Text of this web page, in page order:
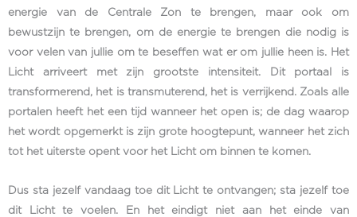
energie van de Centrale Zon te brengen, maar ook om
bewustzijn te brengen, om de energie te brengen die nodig is
voor velen van jullie om te beseffen wat er om jullie heen is. Het
Licht arriveert met zijn grootste intensiteit. Dit portaal is
transformerend, het is transmuterend, het is verrijkend. Zoals alle
portalen heeft het een tijd wanneer het open is; de dag waarop
het wordt opgemerkt is zijn grote hoogtepunt, wanneer het zich
tot het uiterste opent voor het Licht om binnen te komen.
Dus sta jezelf vandaag toe dit Licht te ontvangen; sta jezelf toe
dit Licht te voelen. En het eindigt niet aan het einde van